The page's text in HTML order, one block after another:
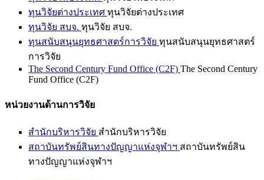
ทุนวิจัยต่างประเทศ ทุนวิจัยต่างประเทศ
ทุนวิจัย สบจ. ทุนวิจัย สบจ.
ทุนสนับสนุนยุทธศาสตร์การวิจัย ทุนสนับสนุนยุทธศาสตร์
การวิจัย
The Second Century Fund Office (C2F) The Second Century
Fund Office (C2F)
หน่วยงานด้านการวิจัย
สำนักบริหารวิจัย สำนักบริหารวิจัย
สถาบันทรัพย์สินทางปัญญาแห่งจุฬาฯ สถาบันทรัพย์สิน
ทางปัญญาแห่งจุฬาฯ